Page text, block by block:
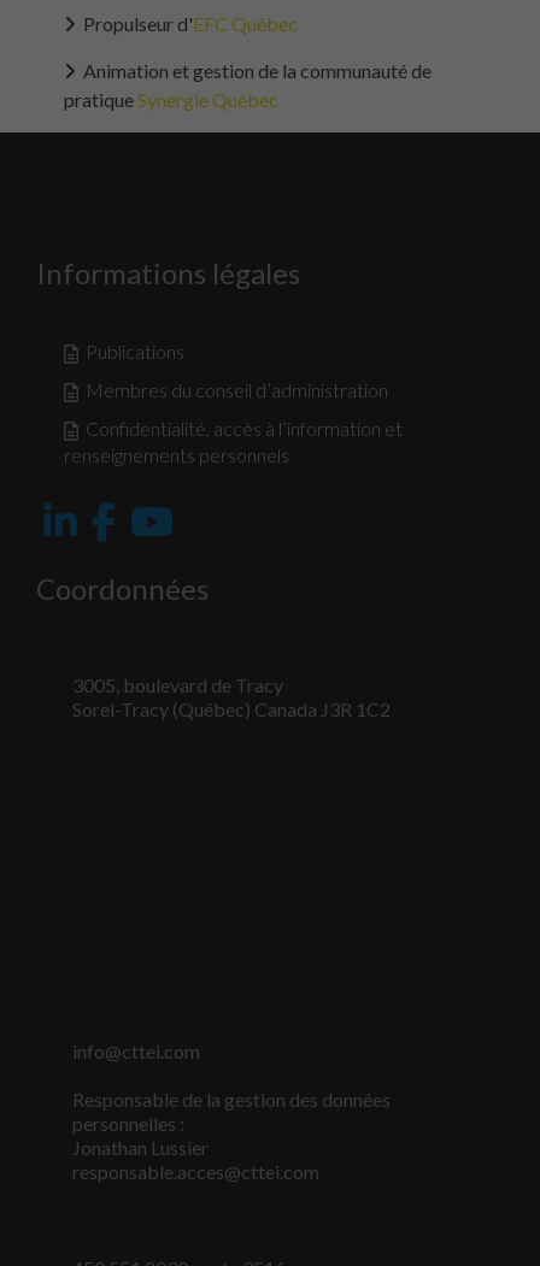
Propulseur d'EFC Québec
Animation et gestion de la communauté de
pratiqueSynergie Québec
Informations légales
Publications
Membres du conseil d’administration
Confidentialité, accès à l’information et
renseignements personnels
Coordonnées
3005, boulevard de Tracy
Sorel-Tracy (Québec) Canada J3R 1C2
info@cttei.com
Responsable de la gestion des données
personnelles :
Jonathan Lussier
responsable.acces@cttei.com
Ces fichiers